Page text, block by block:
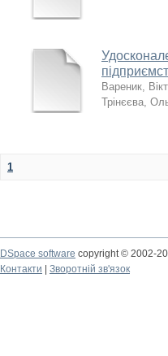
Вареник,
Трінєєва,
1
DSpace software copyright © 2002-
Контакти
Зворотній зв'язок